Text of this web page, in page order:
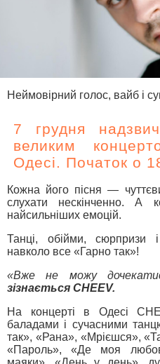
Неймовірний голос, вайб і
7 грудня
великим
Одесі. Початок о
Кожна його пісня —
слухати нескінченно. А
найсильніших емоцій.
Танці, обійми, сюрпризи
навколо все «Гарно так»!
«Вже не можу
зізнається CHEEV.
На концерті в Одесі
баладами і сучасними
так», «Рана», «Мрієшся»,
«Пароль», «Де моя